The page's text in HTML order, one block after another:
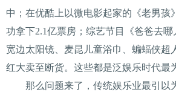
中；在优酷上以微电影起家的《老男孩
功拿下2.1亿票房；综艺节目《爸爸去
宽边太阳镜、麦昆儿童浴巾、蝙蝠侠超
红大卖至断货。这些都是泛娱乐时代最
那么问题来了，传统娱乐业最引以